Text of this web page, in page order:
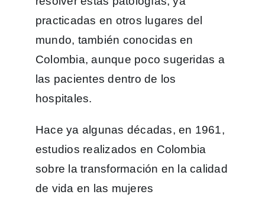
practicadas en otros lugares del
mundo, también conocidas en
Colombia, aunque poco sugeridas a
las pacientes dentro de los
hospitales.
Hace ya algunas décadas, en 1961,
estudios realizados en Colombia
sobre la transformación en la calidad
de vida en las mujeres